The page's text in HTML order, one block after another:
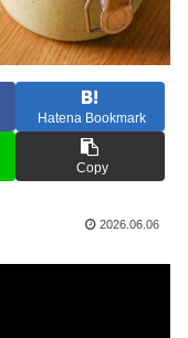
Hatena Bookmark
Copy
2026.06.06